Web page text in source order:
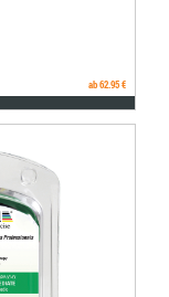
ab 62.95 €